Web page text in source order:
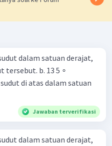
dalam satuan derajat,
b. 13 5 ∘
di atas dalam satuan
Jawaban terverifikasi
dalam satuan derajat,